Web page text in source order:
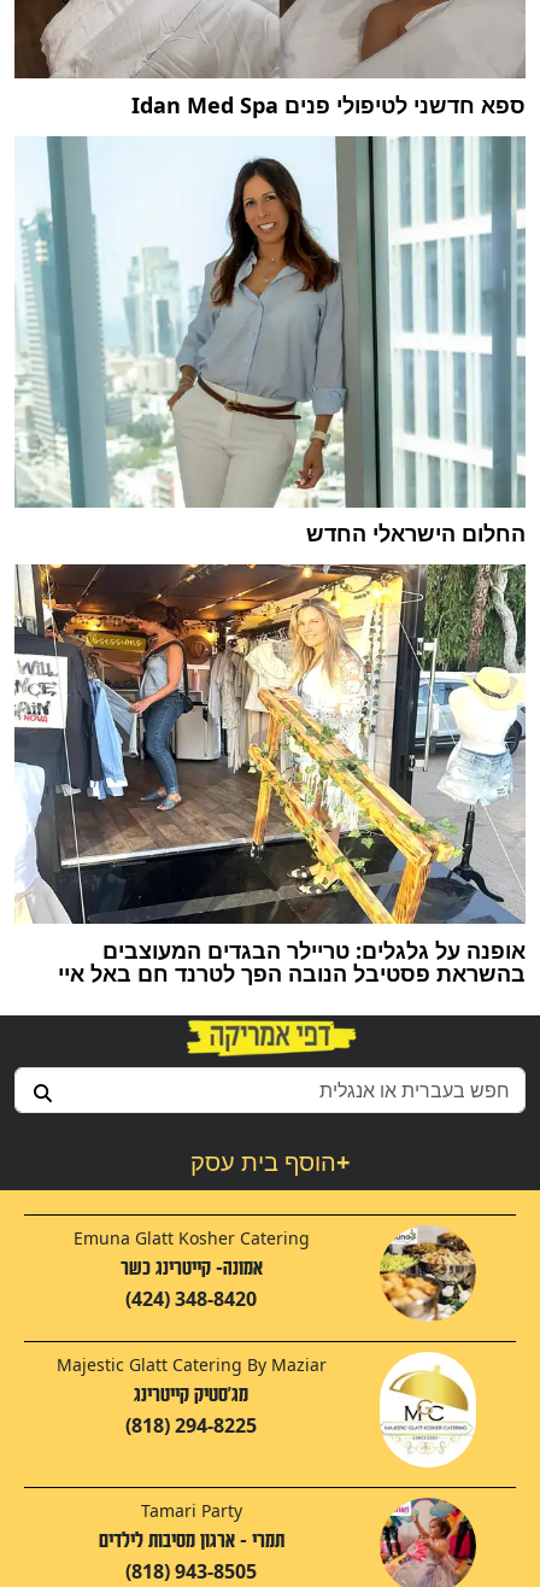
ספא חדשני לטיפולי פנים Idan Med Spa
החלום הישראלי החדש
אופנה על גלגלים: טריילר הבגדים המעוצבים
בהשראת פסטיבל הנובה הפך לטרנד חם באל איי
הוסף בית עסק+
Emuna Glatt Kosher Catering
אמונה- קייטרינג כשר
(424) 348-8420
Majestic Glatt Catering By Maziar
מג'סטיק קייטרינג
(818) 294-8225
Tamari Party
תמרי - ארגון מסיבות לילדים
(818) 943-8505